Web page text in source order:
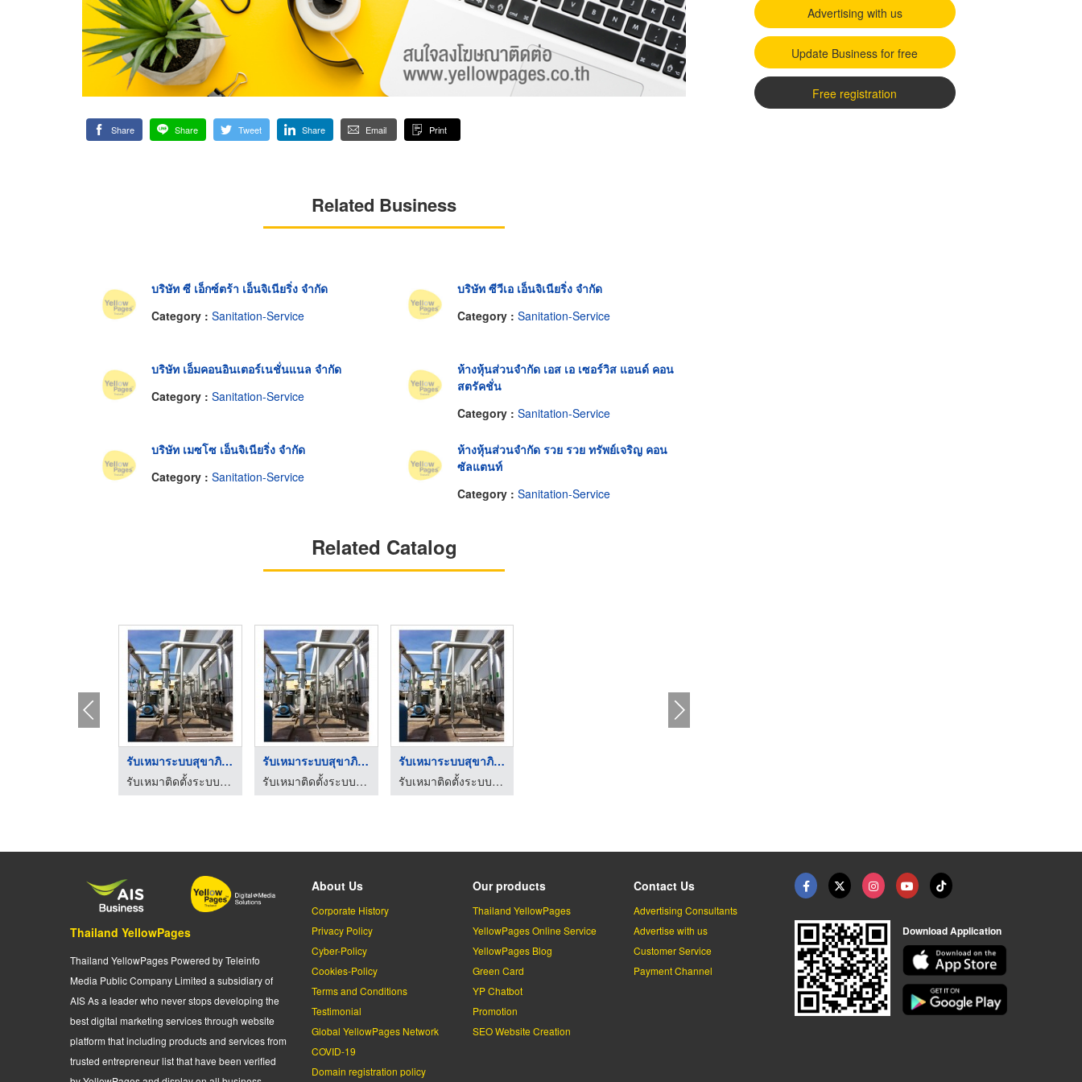
Share Share Tweet Share Email Print
Related Business
บริษัท ซี เอ็กซ์ตร้า เอ็นจิเนียริ่ง จำกัด
Category : Sanitation-Service
บริษัท ซีวีเอ เอ็นจิเนียริ่ง จำกัด
Category : Sanitation-Service
บริษัท เอ็มคอนอินเตอร์เนชั่นแนล จำกัด
Category : Sanitation-Service
ห้างหุ้นส่วนจำกัด เอส เอ เซอร์วิส แอนด์ คอน
สตรัคชั่น
Category : Sanitation-Service
บริษัท เมซโซ เอ็นจิเนียริ่ง จำกัด
Category : Sanitation-Service
ห้างหุ้นส่วนจำกัด รวย รวย ทรัพย์เจริญ คอน
ซัลแตนท์
Category : Sanitation-Service
Related Catalog
รับเหมาระบบสุขาภิบาล ...
รับเหมาติดตั้งระบบไฟฟ้าโรงงาน เจ เอส เจ เอ็นจิเนียริ่ง
รับเหมาระบบสุขาภิบาล ...
รับเหมาติดตั้งระบบไฟฟ้าโรงงาน เจ เอส เจ เอ็นจิเนียริ่ง
รับเหมาระบบสุขาภิบาล ...
รับเหมาติดตั้งระบบไฟฟ้าโรงงาน เจ เอส เจ เอ็นจิเนียริ่ง
Advertising with us
Update Business for free
Free registration
Thailand YellowPages
Thailand YellowPages Powered by Teleinfo
Media Public Company Limited a subsidiary of
AIS As a leader who never stops developing the
best digital marketing services through website
platform that including products and services from
trusted entrepreneur list that have been verified
About Us
Corporate History
Privacy Policy
Cyber-Policy
Cookies-Policy
Terms and Conditions
Testimonial
Global YellowPages Network
COVID-19
Domain registration policy
Our products
Thailand YellowPages
YellowPages Online Service
YellowPages Blog
Green Card
YP Chatbot
Promotion
SEO Website Creation
Contact Us
Advertising Consultants
Advertise with us
Customer Service
Payment Channel
Download Application